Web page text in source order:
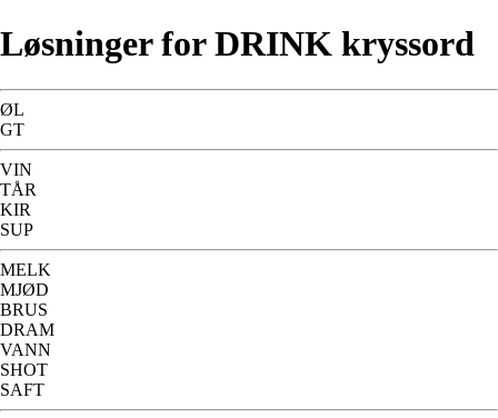
Løsninger for DRINK kryssord
ØL
GT
VIN
TÅR
KIR
SUP
MELK
MJØD
BRUS
DRAM
VANN
SHOT
SAFT